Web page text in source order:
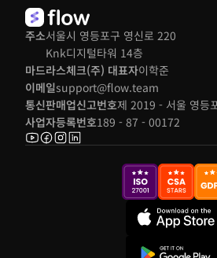
주소서울시 영등포구 영신로 220
Knk디지털타워 14층
마드라스체크(주) 대표자이학준
이메일support@flow.team
통신판매업신고번호제 2019 - 서울 영등
사업자등록번호189 - 87 - 00172